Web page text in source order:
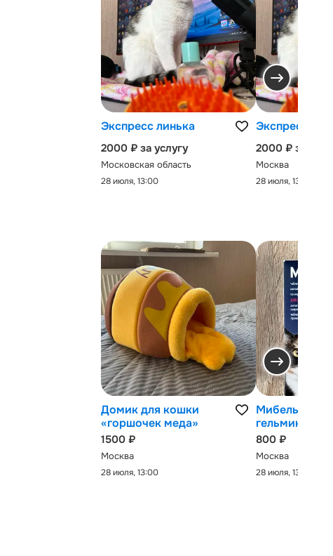
Экспресс линька
2000 ₽ за услугу
Московская область
28 июля, 13:00
Экспресс-
2000 ₽ за
Москва
28 июля, 13:00
Домик для кошки
«горшочек меда»
1500 ₽
Москва
28 июля, 13:00
Мибельмакс
гельминтов
800 ₽
Москва
28 июля, 13:00